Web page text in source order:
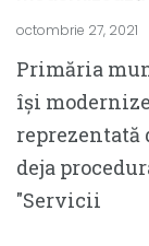
octombrie 27, 2021
Primăria
își
reprezentată
deja
″Servicii